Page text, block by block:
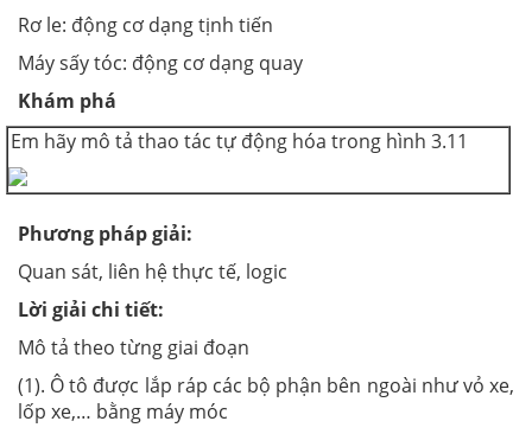
Rơ le: động cơ dạng tịnh tiến
Máy sấy tóc: động cơ dạng quay
Khám phá
Em hãy mô tả thao tác tự động hóa trong hình 3.11
Phương pháp giải:
Quan sát, liên hệ thực tế, logic
Lời giải chi tiết:
Mô tả theo từng giai đoạn
(1). Ô tô được lắp ráp các bộ phận bên ngoài như vỏ xe,
lốp xe,… bằng máy móc